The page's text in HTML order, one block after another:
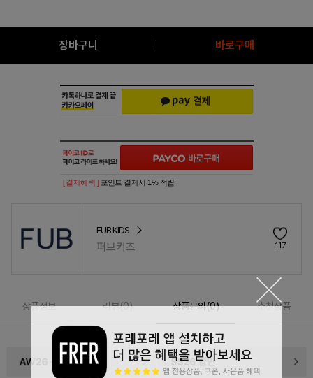
장바구니 바로구매
[ 결제혜택 ] 포인트 결제시 1% 적립!
FUB KIDS
퍼브키즈 117
상품정보 리뷰(0) 상품문의(0) 추천상품